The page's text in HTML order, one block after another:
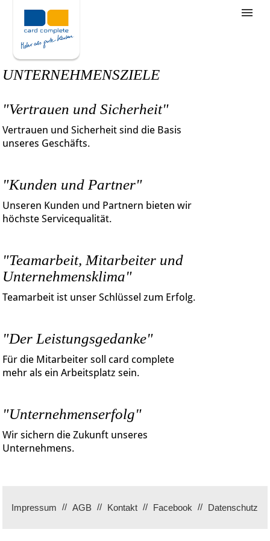
Stellenangebote
Unternehmensziele
Wie bewerbe ich mich
UNTERNEHMENSZIELE
"Vertrauen und Sicherheit"
Vertrauen und Sicherheit sind die Basis
unseres Geschäfts.
"Kunden und Partner"
Unseren Kunden und Partnern bieten wir
höchste Servicequalität.
"Teamarbeit, Mitarbeiter und
Unternehmensklima"
Teamarbeit ist unser Schlüssel zum Erfolg.
"Der Leistungsgedanke"
Für die Mitarbeiter soll card complete
mehr als ein Arbeitsplatz sein.
"Unternehmenserfolg"
Wir sichern die Zukunft unseres
Unternehmens.
Impressum AGB Kontakt Facebook Datenschutz